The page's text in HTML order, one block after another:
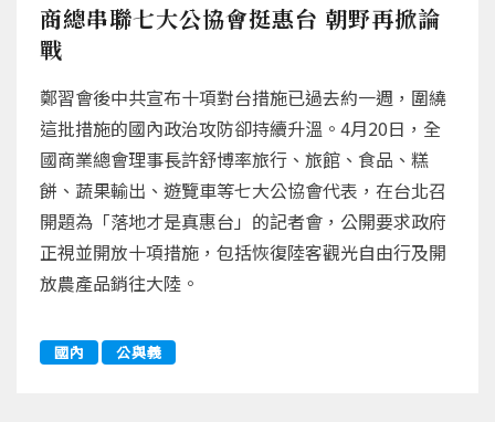
商總串聯七大公協會挺惠台 朝野再掀論
戰
鄭習會後中共宣布十項對台措施已過去約一週，圍繞
這批措施的國內政治攻防卻持續升溫。4月20日，全
國商業總會理事長許舒博率旅行、旅館、食品、糕
餅、蔬果輸出、遊覽車等七大公協會代表，在台北召
開題為「落地才是真惠台」的記者會，公開要求政府
正視並開放十項措施，包括恢復陸客觀光自由行及開
放農產品銷往大陸。
國內 公與義